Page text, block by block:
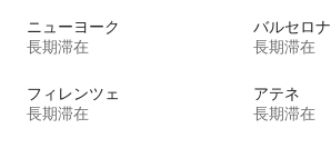
ニューヨーク
長期滞在
バルセロナ
長期滞在
フィレンツェ
長期滞在
アテネ
長期滞在